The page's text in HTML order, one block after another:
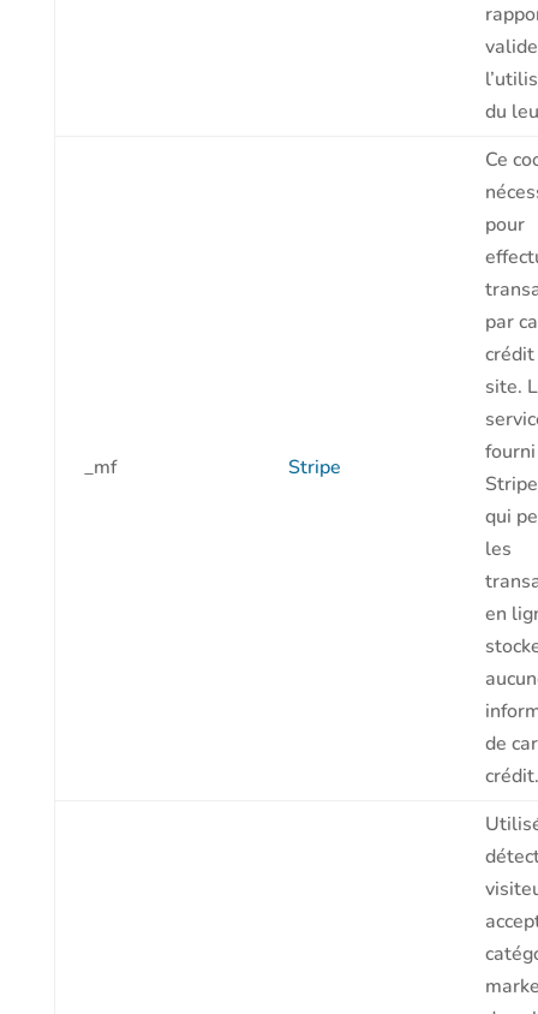
du
_mf Stripe
Ce
pour
par
site.
qui
les
en
de
crédit.